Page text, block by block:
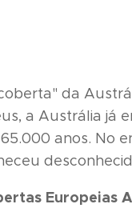
da
a Austrália já
anos. No
Europeias